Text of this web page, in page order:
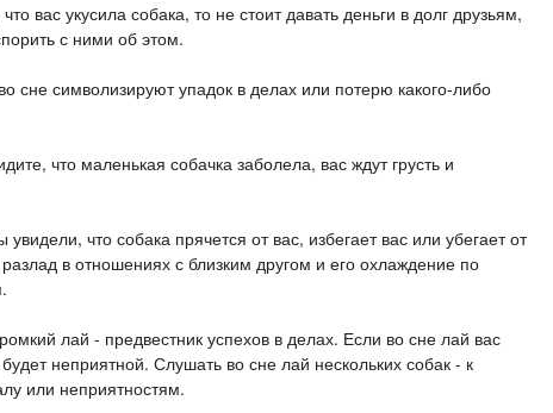
вас укусила собака, то не стоит давать деньги в долг друзьям,
с ними об этом.
сне символизируют упадок в делах или потерю какого-либо
что маленькая собачка заболела, вас ждут грусть и
что собака прячется от вас, избегает вас или убегает от
в отношениях с близким другом и его охлаждение по
лай - предвестник успехов в делах. Если во сне лай вас
неприятной. Слушать во сне лай нескольких собак - к
или неприятностям.